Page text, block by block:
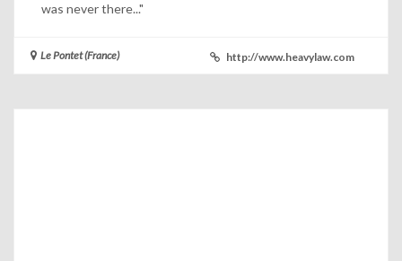
was never there..."
Le Pontet (France) http://www.heavylaw.com